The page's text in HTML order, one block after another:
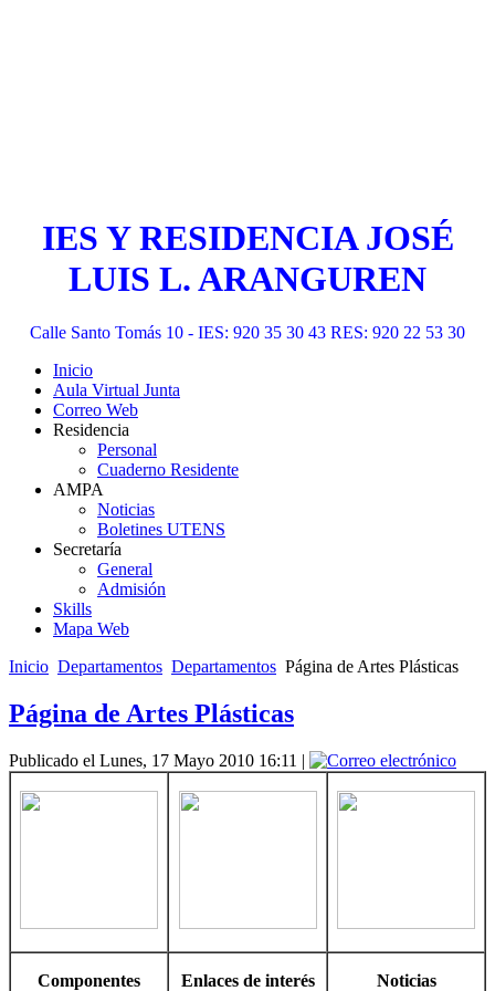
IES Y RESIDENCIA JOSÉ
LUIS L. ARANGUREN
Calle Santo Tomás 10 - IES: 920 35 30 43 RES: 920 22 53 30
Inicio
Aula Virtual Junta
Correo Web
Residencia
Personal
Cuaderno Residente
AMPA
Noticias
Boletines UTENS
Secretaría
General
Admisión
Skills
Mapa Web
Inicio Departamentos Departamentos Página de Artes Plásticas
Página de Artes Plásticas
Publicado el Lunes, 17 Mayo 2010 16:11 |
Componentes Enlaces de interés Noticias